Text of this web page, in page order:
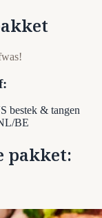
bestek & tangen
BE
pakket: